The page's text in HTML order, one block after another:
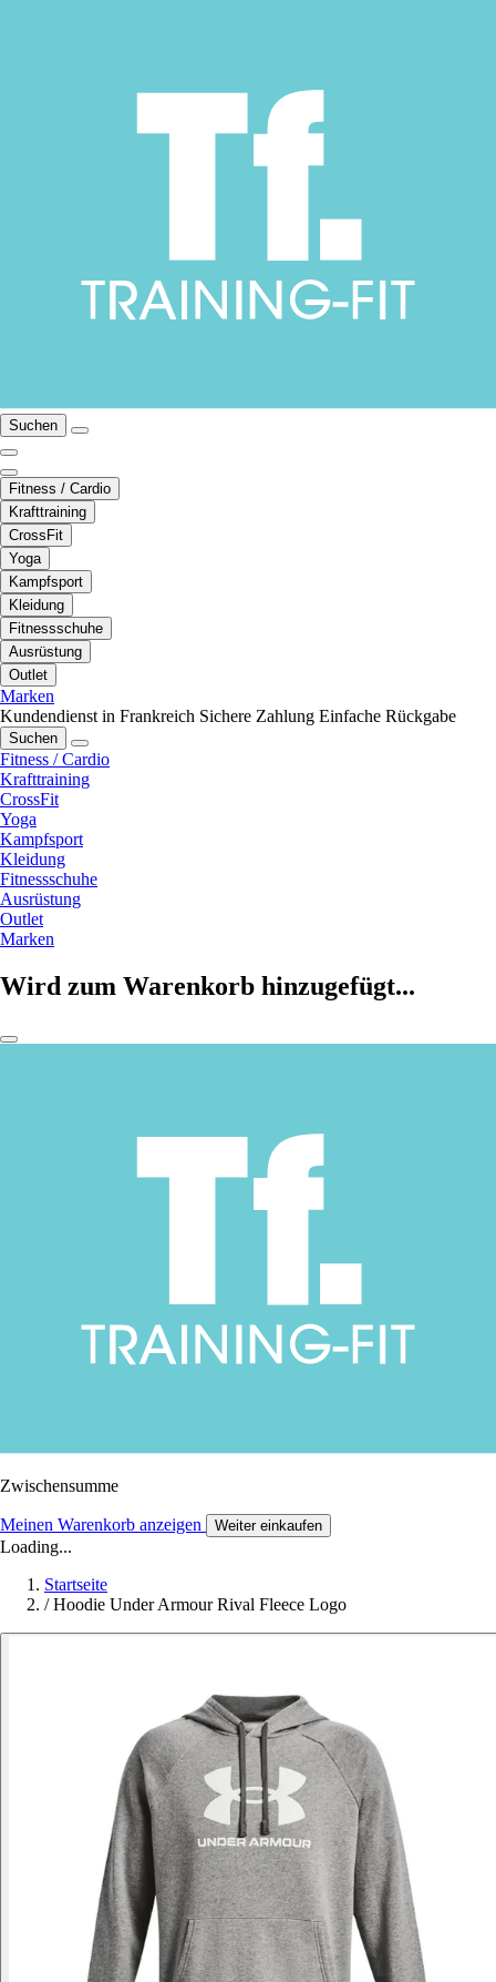
Suchen
Fitness / Cardio
Krafttraining
CrossFit
Yoga
Kampfsport
Kleidung
Fitnessschuhe
Ausrüstung
Outlet
Marken
Kundendienst in Frankreich Sichere Zahlung Einfache Rückgabe
Suchen
Fitness / Cardio
Krafttraining
CrossFit
Yoga
Kampfsport
Kleidung
Fitnessschuhe
Ausrüstung
Outlet
Marken
Wird zum Warenkorb hinzugefügt...
Zwischensumme
Meinen Warenkorb anzeigen Weiter einkaufen
Loading...
Startseite
/ Hoodie Under Armour Rival Fleece Logo